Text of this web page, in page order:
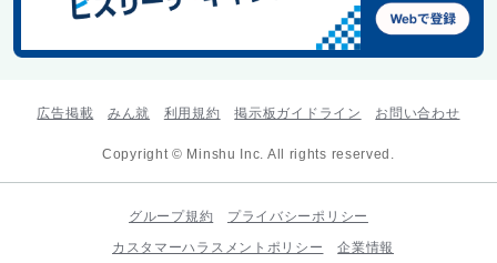
広告掲載 みん就 利用規約 掲示板ガイドライン お問い合わせ
Copyright © Minshu Inc. All rights reserved.
グループ規約
プライバシーポリシー
カスタマーハラスメントポリシー
企業情報